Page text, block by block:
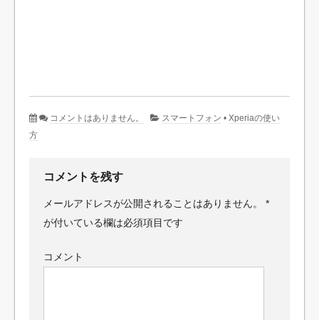
コメントはありません。 スマートフォン •Xperiaの使い
方
コメントを残す
メールアドレスが公開されることはありません。
*
が付いている欄は必須項目です
コメント